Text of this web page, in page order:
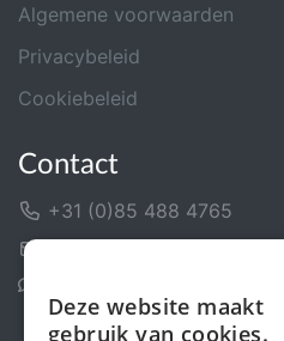
Algemene voorwaarden
Privacybeleid
Cookiebeleid
Contact
+31 (0)85 488 4765
Deze website maakt
gebruik van cookies.